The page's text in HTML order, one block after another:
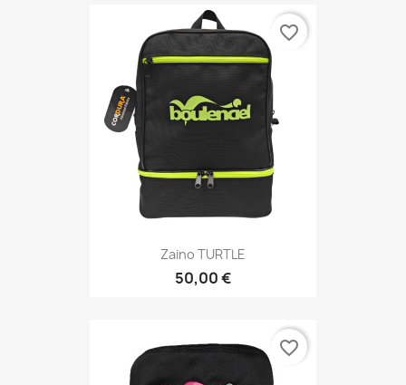
Zaino TURTLE
50,00 €
favorite_border
favorite_border